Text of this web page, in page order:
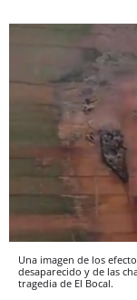
Una imagen de los
desaparecido y de las
tragedia de El Bocal.